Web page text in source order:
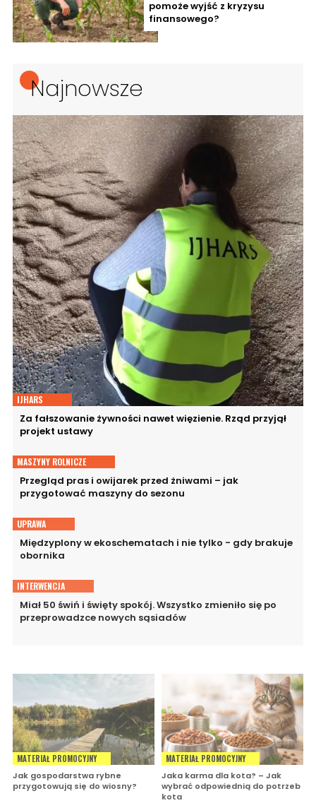
pomoże wyjść z kryzysu
finansowego?
Najnowsze
IJHARS
Za fałszowanie żywności nawet więzienie. Rząd przyjął
projekt ustawy
MASZYNY ROLNICZE
Przegląd pras i owijarek przed żniwami – jak
przygotować maszyny do sezonu
UPRAWA
Międzyplony w ekoschematach i nie tylko - gdy brakuje
obornika
INTERWENCJA
Miał 50 świń i święty spokój. Wszystko zmieniło się po
przeprowadzce nowych sąsiadów
MATERIAŁ PROMOCYJNY
Jak gospodarstwa rybne
przygotowują się do wiosny?
MATERIAŁ PROMOCYJNY
Jaka karma dla kota? – Jak
wybrać odpowiednią do potrzeb
kota